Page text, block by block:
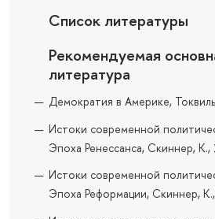
Список литературы
Рекомендуемая
литература
Демократия в Америке,
Истоки современной
Эпоха Ренессанса, Скиннер, К.,
Истоки современной
Эпоха Реформации, Скиннер,